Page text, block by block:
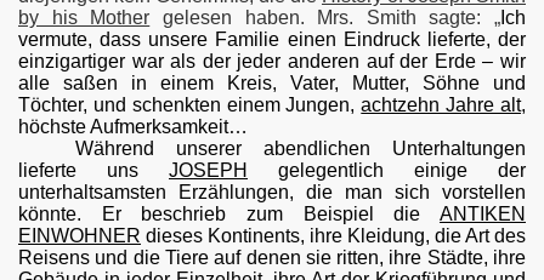
by his Mother gelesen haben. Mrs. Smith sagte: „ Ich
vermute, dass unsere Familie einen Eindruck lieferte, der
einzigartiger war als der jeder anderen auf der Erde – wir
alle saßen in einem Kreis, Vater, Mutter, Söhne und
Töchter, und schenkten einem Jungen,achtzehn Jahre alt,
höchste Aufmerksamkeit…
Während unserer abendlichen Unterhaltungen
lieferte uns JOSEPH
gelegentlich einige der
unterhaltsamsten Erzählungen, die man sich vorstellen
könnte. Er beschrieb zum Beispiel die ANTIKEN
EINWOHNER dieses Kontinents, ihre Kleidung, die Art des
Reisens und die Tiere auf denen sie ritten, ihre Städte, ihre